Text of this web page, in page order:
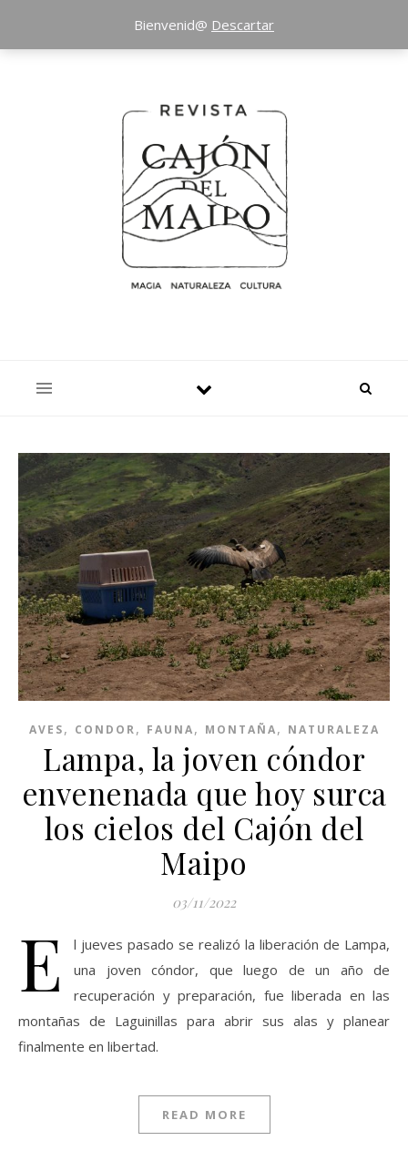
AVES, CONDOR, FAUNA, MONTAÑA, NATURALEZA
Lampa, la joven cóndor
envenenada que hoy surca
los cielos del Cajón del
Maipo
03/11/2022
E
l jueves pasado se realizó la liberación de Lampa,
una joven cóndor, que luego de un año de
recuperación y preparación, fue liberada en las
montañas de Laguinillas para abrir sus alas y planear
finalmente en libertad.
READ MORE
Bienvenid@ Descartar